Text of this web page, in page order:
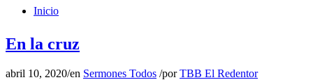
Inicio
En la cruz
abril 10, 2020/en Sermones Todos /porTBB El Redentor